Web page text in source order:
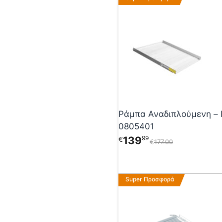
Ράμπα Αναδιπλούμενη –
0805401
177 00
€
13999
€
Super Προσφορά
Αυτό
το